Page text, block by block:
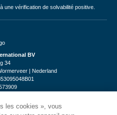
une vérification de solvabilité positive.
BV
34
| Nederland
les cookies », vous